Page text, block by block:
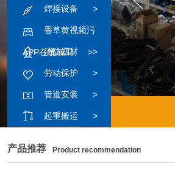
焊接设备 >
香草黄视频污
APP在线加工 >
消防器材 >
劳动保护 >
管道安装 >
起重搬运 >
产品推荐 Product recommendation